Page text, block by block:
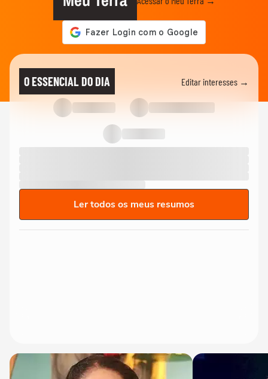
O ESSENCIAL DO DIA Editar interesses →
Ler todos os meus resumos